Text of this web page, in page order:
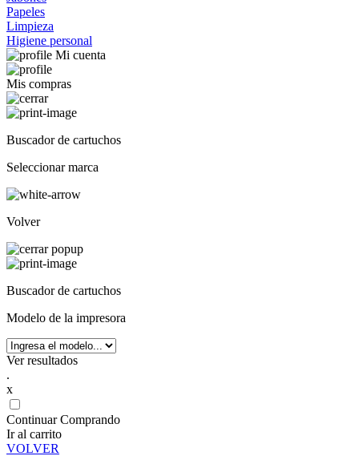
Papeles
Limpieza
Higiene personal
Mi cuenta
Mis compras
Buscador de cartuchos
Seleccionar marca
Volver
Buscador de cartuchos
Modelo de la impresora
Ver resultados
.
x
Continuar Comprando
Ir al carrito
VOLVER